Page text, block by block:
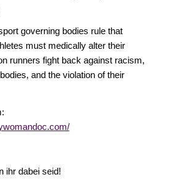
governing bodies rule that
must medically alter their
runners fight back against racism,
and the violation of their
ihr dabei seid!